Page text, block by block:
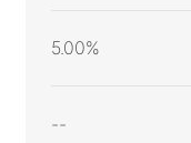
5.00%
--